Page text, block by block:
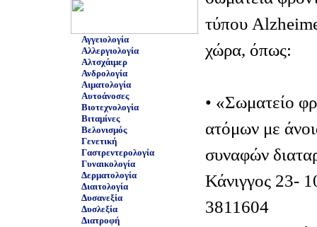
Αγγειολογία
Αλλεργιολογία
Αλτσχάιμερ
Ανδρολογία
Αιματολογία
Αυτοάνοσες
Βιοτεχνολογία
Βιταμίνες
Βελονισμός
Γενετική
Γαστρεντερολογία
Γυναικολογία
Δερματολογία
Διαιτολογία
Δυσανεξία
Δυσλεξία
Διατροφή
τύπου
χώρα, όπως:
• «Σωματείο
ατόμων με
συναφών
Κάνιγγος 23-
3811604